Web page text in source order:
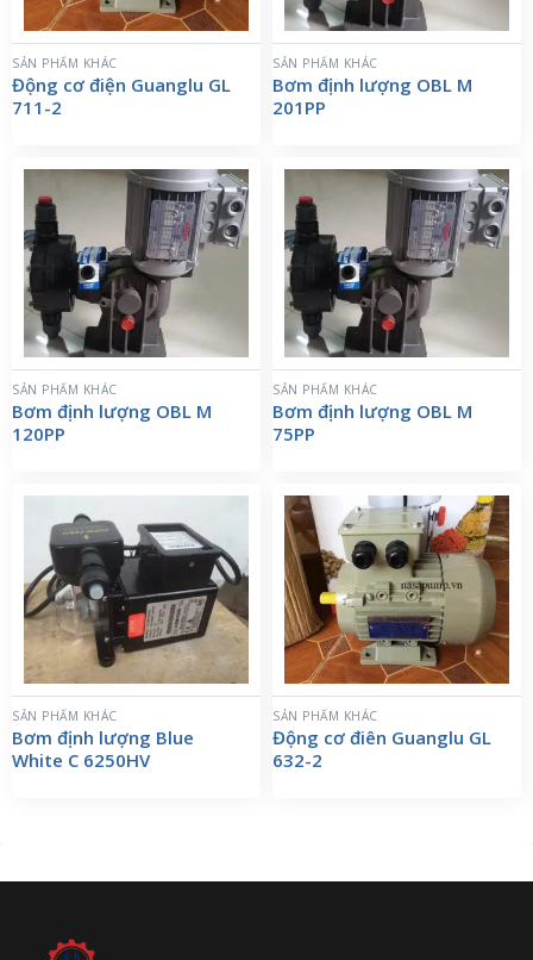
SẢN PHẨM KHÁC
Động cơ điện Guanglu GL
711-2
SẢN PHẨM KHÁC
Bơm định lượng OBL M
201PP
SẢN PHẨM KHÁC
Bơm định lượng OBL M
120PP
SẢN PHẨM KHÁC
Bơm định lượng OBL M
75PP
SẢN PHẨM KHÁC
Bơm định lượng Blue
White C 6250HV
SẢN PHẨM KHÁC
Động cơ điên Guanglu GL
632-2